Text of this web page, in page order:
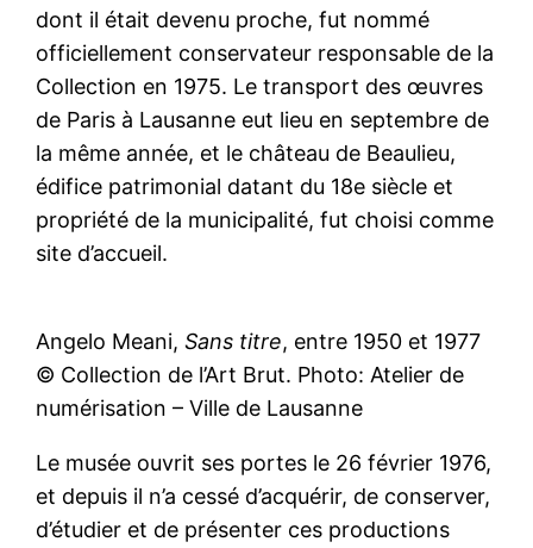
dont il était devenu proche, fut nommé
officiellement conservateur responsable de la
Collection en 1975. Le transport des œuvres
de Paris à Lausanne eut lieu en septembre de
la même année, et le château de Beaulieu,
édifice patrimonial datant du 18e siècle et
propriété de la municipalité, fut choisi comme
site d’accueil.
Angelo Meani,Sans titre, entre 1950 et 1977
© Collection de l’Art Brut. Photo: Atelier de
numérisation – Ville de Lausanne
Le musée ouvrit ses portes le 26 février 1976,
et depuis il n’a cessé d’acquérir, de conserver,
d’étudier et de présenter ces productions